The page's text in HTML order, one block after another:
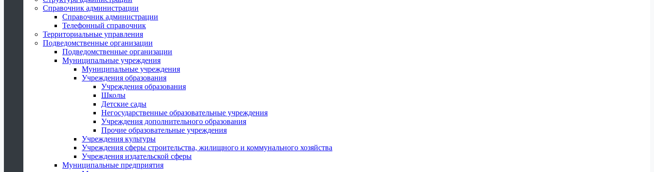
Справочник администрации
Справочник администрации
Телефонный справочник
Территориальные управления
Подведомственные организации
Подведомственные организации
Муниципальные учреждения
Муниципальные учреждения
Учреждения образования
Учреждения образования
Школы
Детские сады
Негосударственные образовательные учреждения
Учреждения дополнительного образования
Прочие образовательные учреждения
Учреждения культуры
Учреждения сферы строительства, жилищного и коммунального хозяйства
Учреждения издательской сферы
Муниципальные предприятия